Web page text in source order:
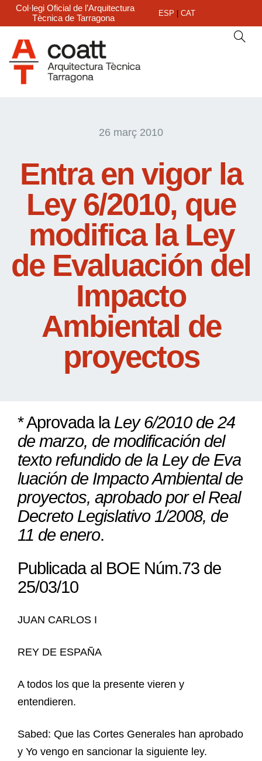
Col·legi Oficial de l’Arquitectura
Tècnica de Tarragona
ESP CAT
26 març 2010
Entra en vigor la
Ley 6/2010, que
modifica la Ley
de Evaluación del
Impacto
Ambiental de
proyectos
* Aprovada laLey 6/2010 de 24
de marzo, de modificación del
texto refundido de la Ley de Eva
luación de Impacto Ambiental de
proyectos, aprobado por el Real
Decreto Legislativo 1/2008, de
11 de enero.
Publicada al BOE Núm.73 de
25/03/10
JUAN CARLOS I
REY DE ESPAÑA
A todos los que la presente vieren y
entendieren.
Sabed: Que las Cortes Generales han aprobado
y Yo vengo en sancionar la siguiente ley.